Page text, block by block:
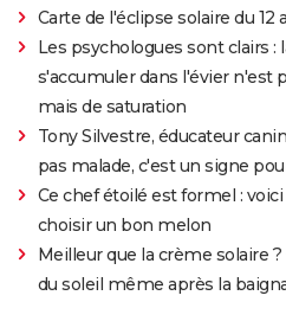
Carte de l'éclipse solaire du 12
Les psychologues sont clairs :
s'accumuler dans l'évier n'est
mais de saturation
Tony Silvestre, éducateur
pas malade, c'est un signe
Ce chef étoilé est formel :
choisir un bon melon
Meilleur que la crème solaire
du soleil même après la